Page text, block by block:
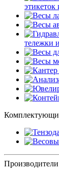
этикеток
тележки
Производители